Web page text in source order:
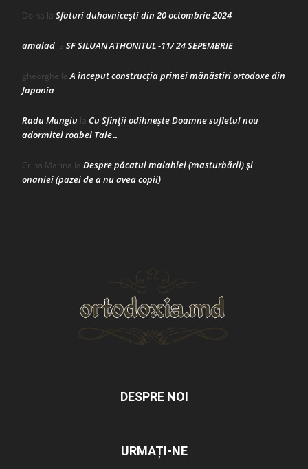
Doina la Sfaturi duhovnicești din 20 octombrie 2024
amalad la SF SILUAN ATHONITUL -11/ 24 SEPEMBRIE
gheorghe laA început construcţia primei mănăstiri ortodoxe din
Japonia
Radu Mungiu la Cu Sfinții odihnește Doamne sufletul nou
adormitei roabei Tale…
Crina Marina la Despre păcatul malahiei (masturbării) şi
onaniei (pazei de a nu avea copii)
DESPRE NOI
URMAȚI-NE